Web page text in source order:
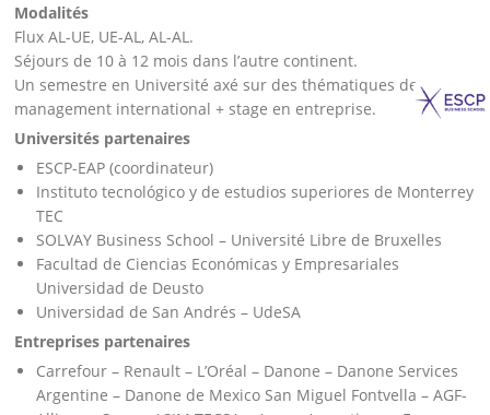
Modalités
Flux AL-UE, UE-AL, AL-AL.
Séjours de 10 à 12 mois dans l’autre continent.
Un semestre en Université axé sur des thématiques de
management international + stage en entreprise.
Universités partenaires
ESCP-EAP (coordinateur)
Instituto tecnológico y de estudios superiores de Monterrey
TEC
SOLVAY Business School – Université Libre de Bruxelles
Facultad de Ciencias Económicas y Empresariales
Universidad de Deusto
Universidad de San Andrés – UdeSA
Entreprises partenaires
Carrefour – Renault – L’Oréal – Danone – Danone Services
Argentine – Danone de Mexico San Miguel Fontvella – AGF-